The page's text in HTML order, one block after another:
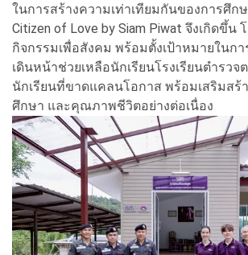
ในการสร้างความเท่าเทียมกันของการศึก
Citizen of Love by Siam Piwat จึงเกิดขึ้น
กิจกรรมเพื่อสังคม พร้อมตั้งเป้าหมายในกา
เดินหน้าช่วยเหลือนักเรียนโรงเรียนตำรวจ
นักเรียนที่ขาดแคลนโอกาส พร้อมเสริมสร้
ศึกษา และคุณภาพชีวิตอย่างต่อเนื่อง